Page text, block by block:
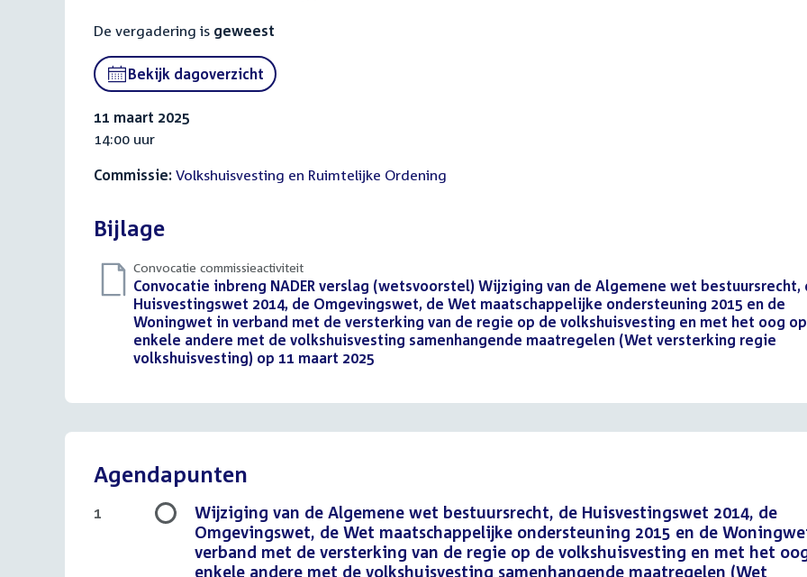
De vergadering is geweest
Bekijk dagoverzicht
11 maart 2025
14:00 uur
Commissie: Volkshuisvesting en Ruimtelijke Ordening
Bijlage
Convocatie commissieactiviteit
Download
bestand:
Convocatie inbreng NADER verslag (wetsvoorstel) Wijziging van de Algemene wet bestuursrecht,
Huisvestingswet 2014, de Omgevingswet, de Wet maatschappelijke ondersteuning 2015 en de
Woningwet in verband met de versterking van de regie op de volkshuisvesting en met het oog op
enkele andere met de volkshuisvesting samenhangende maatregelen (Wet versterking regie
volkshuisvesting) op 11 maart 2025
Agendapunten
Wijziging van de Algemene wet bestuursrecht, de Huisvestingswet 2014, de
Omgevingswet, de Wet maatschappelijke ondersteuning 2015 en de
verband met de versterking van de regie op de volkshuisvesting en met het
enkele andere met de volkshuisvesting samenhangende maatregelen (Wet
1